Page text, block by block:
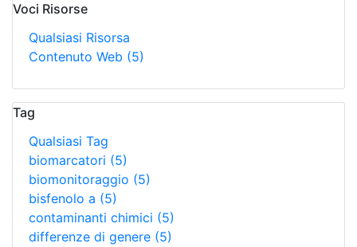
Voci Risorse
Qualsiasi Risorsa
Contenuto Web (5)
Tag
Qualsiasi Tag
biomarcatori (5)
biomonitoraggio (5)
bisfenolo a (5)
contaminanti chimici (5)
differenze di genere (5)